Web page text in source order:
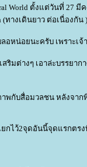
World ตั้งแต่วันที่ 27 มี
ทางเดินยาว ต่อเนื่องกัน )
หน่อยนะครับ เพราะเจ้
ริมต่างๆ เอาล่ะบรรยา
พกับสื่อมวลชน หลังจาก
กไว้2จุดอันนี้จุดแรกตรง